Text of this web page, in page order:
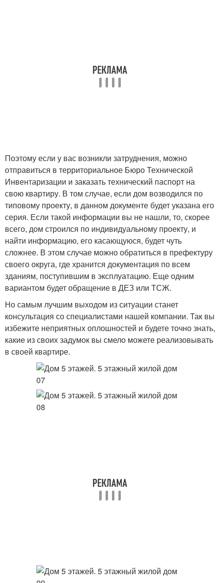
Поэтому если у вас возникли затруднения, можно
отправиться в территориальное Бюро Технической
Инвентаризации и заказать технический паспорт на
свою квартиру. В том случае, если дом возводился по
типовому проекту, в данном документе будет указана его
серия. Если такой информации вы не нашли, то, скорее
всего, дом строился по индивидуальному проекту, и
найти информацию, его касающуюся, будет чуть
сложнее. В этом случае можно обратиться в префектуру
своего округа, где хранится документация по всем
зданиям, поступившим в эксплуатацию. Еще одним
вариантом будет обращение в ДЕЗ или ТСЖ.
Но самым лучшим выходом из ситуации станет
консультация со специалистами нашей компании. Так вы
избежите неприятных оплошностей и будете точно знать,
какие из своих задумок вы смело можете реализовывать
в своей квартире.